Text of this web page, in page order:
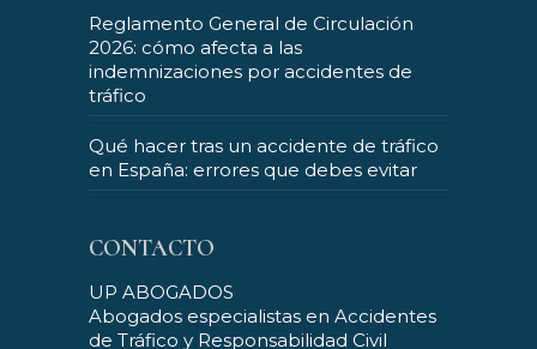
Reglamento General de Circulación
2026: cómo afecta a las
indemnizaciones por accidentes de
tráfico
Qué hacer tras un accidente de tráfico
en España: errores que debes evitar
CONTACTO
UP ABOGADOS
Abogados especialistas en Accidentes
de Tráfico y Responsabilidad Civil